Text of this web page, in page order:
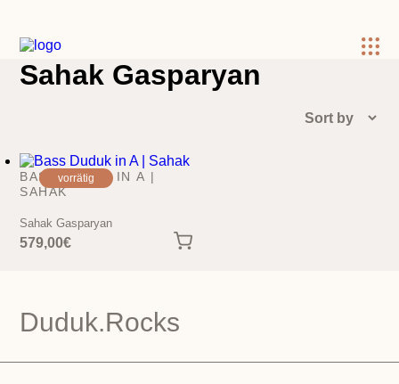
×
Sahak Gasparyan
BASS DUDUK IN A |
SAHAK
Sahak Gasparyan
579,00€
vorrätig
Duduk.Rocks